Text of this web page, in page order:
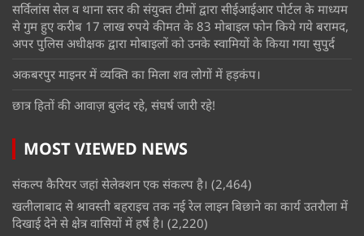
सर्विलांस सेल व थाना स्तर की संयुक्त टीमों द्वारा सीईआईआर पोर्टल के माध्यम
से गुम हुए करीब 17 लाख रुपये कीमत के 83 मोबाइल फोन किये गये बरामद,
अपर पुलिस अधीक्षक द्वारा मोबाइलों को उनके स्वामियों के किया गया सुपुर्द
अकबरपुर माइनर में व्यक्ति का मिला शव लोगों में हड़कंप।
छात्र हितों की आवाज़ बुलंद रहे, संघर्ष जारी रहे!
MOST VIEWED NEWS
संकल्प कैरियर जहां सेलेक्शन एक संकल्प है। (2,464)
खलीलाबाद से श्रावस्ती बहराइच तक नई रेल लाइन बिछाने का कार्य उतरौला में
दिखाई देने से क्षेत्र वासियों में हर्ष है। (2,220)